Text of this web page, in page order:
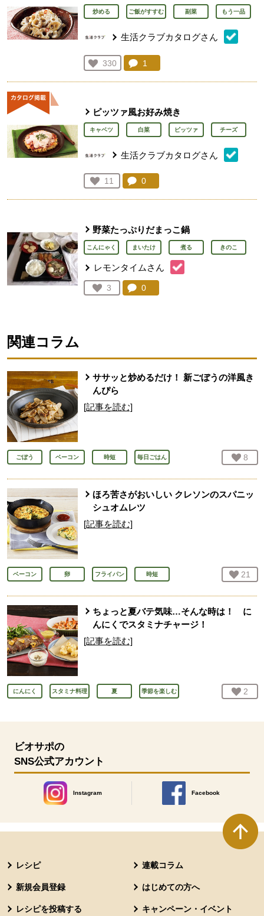
炒める ご飯がすすむ 副菜 もう一品
生活クラブカタログさん
お気に入り登録：
330
人が登録
コメント：
1
ピッツァ風お好み焼き
キャベツ 白菜 ピッツァ チーズ
生活クラブカタログさん
お気に入り登録：
11
人が登録
コメント：
0
野菜たっぷりだまっこ鍋
こんにゃく まいたけ 煮る きのこ
レモンタイムさん
お気に入り登録：
3
人が登録
コメント：
0
関連コラム
ササッと炒めるだけ！ 新ごぼうの洋風き
んぴら
[記事を読む]
ごぼう ベーコン 時短 毎日ごはん お気
8
ほろ苦さがおいしい クレソンのスパニッ
シュオムレツ
[記事を読む]
ベーコン 卵 フライパン 時短 お気
21
ちょっと夏バテ気味…そんな時は！ に
んにくでスタミナチャージ！
[記事を読む]
にんにく スタミナ料理 夏 季節を楽しむ お気
2
ビオサポの
SNS公式アカウント
Instagram
別のウィンドウで開きます。
Facebook
レシピ 連載コラム
新規会員登録 はじめての方へ
レシピを投稿する キャンペーン・イベント